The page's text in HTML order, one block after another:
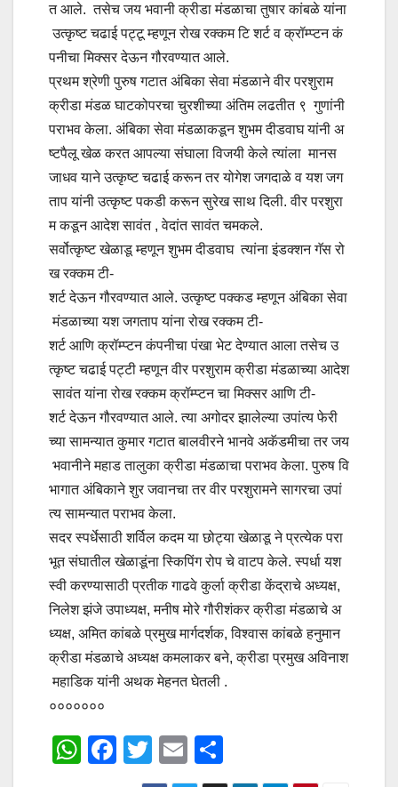
त आले. तसेच जय भवानी क्रीडा मंडळाचा तुषार कांबळे यांना
उत्कृष्ट चढाई पट्टू म्हणून रोख रक्कम टि शर्ट व क्रॉम्प्टन कं
पनीचा मिक्सर देऊन गौरवण्यात आले.
प्रथम श्रेणी पुरुष गटात अंबिका सेवा मंडळाने वीर परशुराम
क्रीडा मंडळ घाटकोपरचा चुरशीच्या अंतिम लढतीत ९ गुणांनी
पराभव केला. अंबिका सेवा मंडळाकडून शुभम दीडवाघ यांनी अ
ष्टपैलू खेळ करत आपल्या संघाला विजयी केले त्यांला मानस
जाधव याने उत्कृष्ट चढाई करून तर योगेश जगदाळे व यश जग
ताप यांनी उत्कृष्ट पकडी करून सुरेख साथ दिली. वीर परशुरा
म कडून आदेश सावंत , वेदांत सावंत चमकले.
सर्वोत्कृष्ट खेळाडू म्हणून शुभम दीडवाघ त्यांना इंडक्शन गॅस रो
ख रक्कम टी-
शर्ट देऊन गौरवण्यात आले. उत्कृष्ट पक्कड म्हणून अंबिका सेवा
मंडळाच्या यश जगताप यांना रोख रक्कम टी-
शर्ट आणि क्रॉम्प्टन कंपनीचा पंखा भेट देण्यात आला तसेच उ
त्कृष्ट चढाई पट्टी म्हणून वीर परशुराम क्रीडा मंडळाच्या आदेश
सावंत यांना रोख रक्कम क्रॉम्प्टन चा मिक्सर आणि टी-
शर्ट देऊन गौरवण्यात आले. त्या अगोदर झालेल्या उपांत्य फेरी
च्या सामन्यात कुमार गटात बालवीरने भानवे अकॅडमीचा तर जय
भवानीने महाड तालुका क्रीडा मंडळाचा पराभव केला. पुरुष वि
भागात अंबिकाने शुर जवानचा तर वीर परशुरामने सागरचा उपां
त्य सामन्यात पराभव केला.
सदर स्पर्धेसाठी शर्विल कदम या छोट्या खेळाडू ने प्रत्येक परा
भूत संघातील खेळाडूंना स्किपिंग रोप चे वाटप केले. स्पर्धा यश
स्वी करण्यासाठी प्रतीक गाढवे कुर्ला क्रीडा केंद्राचे अध्यक्ष,
निलेश झंजे उपाध्यक्ष, मनीष मोरे गौरीशंकर क्रीडा मंडळाचे अ
ध्यक्ष, अमित कांबळे प्रमुख मार्गदर्शक, विश्वास कांबळे हनुमान
क्रीडा मंडळाचे अध्यक्ष कमलाकर बने, क्रीडा प्रमुख अविनाश
महाडिक यांनी अथक मेहनत घेतली .
०००००००
W
F
T
wi
E
m h